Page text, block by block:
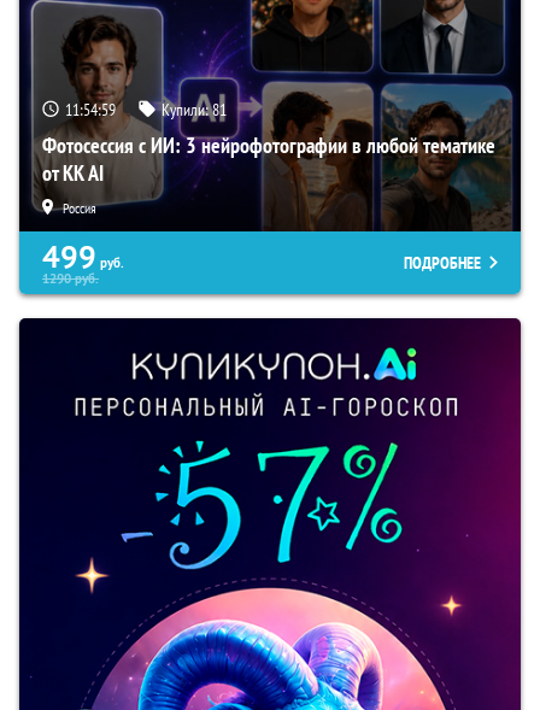
11:54:58 Купили:81
Фотосессия с ИИ: 3 нейрофотографии в любой тематике
от KK AI
Россия
499 руб.
1290руб.
ПОДРОБНЕЕ